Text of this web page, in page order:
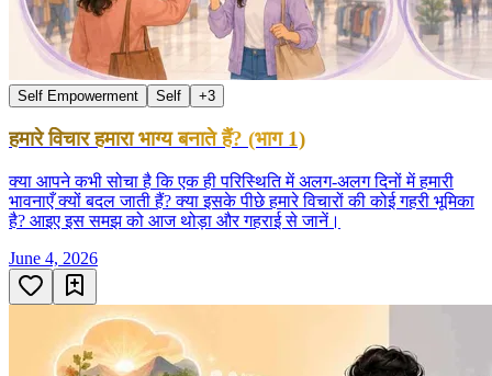
Self Empowerment Self +3
हमारे विचार हमारा भाग्य बनाते हैं? (भाग 1)
क्या आपने कभी सोचा है कि एक ही परिस्थिति में अलग-अलग दिनों में हमारी
भावनाएँ क्यों बदल जाती हैं? क्या इसके पीछे हमारे विचारों की कोई गहरी भूमिका
है? आइए इस समझ को आज थोड़ा और गहराई से जानें।
June 4, 2026